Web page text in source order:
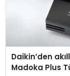
Daikin’den
Madoka Plus